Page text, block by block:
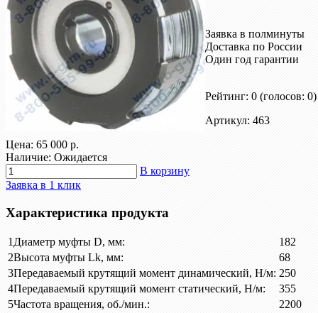
Заявка в полминуты
Доставка по России
Один год гарантии
Рейтинг: 0 (голосов: 0)
Артикул: 463
Цена: 65 000 р.
Наличие: Ожидается
В корзину
Заявка в 1 клик
Характеристика продукта
1 Диаметр муфты D, мм:
182
2Высота муфты Lk, мм:
68
3Передаваемый крутящий момент динамический, Н/м: 250
4Передаваемый крутящий момент статический, Н/м:
355
5Частота вращения, об./мин.:
2200